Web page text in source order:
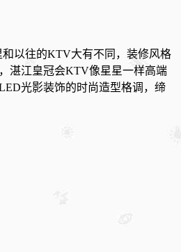
以往的KTV大有不同，装修风格
湛江皇冠会KTV像星星一样高端
光影装饰的时尚造型格调，缔